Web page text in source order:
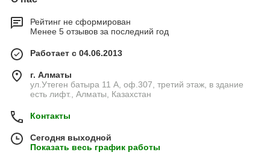
Рейтинг не сформирован
Менее 5 отзывов за последний год
Работает с 04.06.2013
г. Алматы
ул.Утеген батыра 11 А, оф.307, третий этаж, в здание
есть лифт., Алматы, Казахстан
Контакты
Сегодня выходной
Показать весь график работы